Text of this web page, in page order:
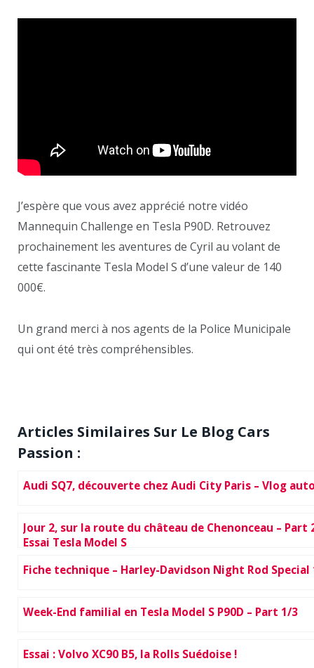
J’espère que vous avez apprécié notre vidéo
Mannequin Challenge en Tesla P90D. Retrouvez
prochainement les aventures de Cyril au volant de
cette fascinante Tesla Model S d’une valeur de 140
000€.
Un grand merci à nos agents de la Police Municipale
qui ont été très compréhensibles.
Articles Similaires Sur Le Blog Cars
Passion :
Audi SQ7, découverte chez Audi City Paris – Vlog
Jour 2, sur la route du château de Chenonceau – Part
Essai Tesla Model S
Fiche technique – Harley-Davidson Night Rod Special
Week-End familial en Tesla Model S P90D – Part 1/3
Essai : Volvo XC90 B5, la Rolls Suédoise !